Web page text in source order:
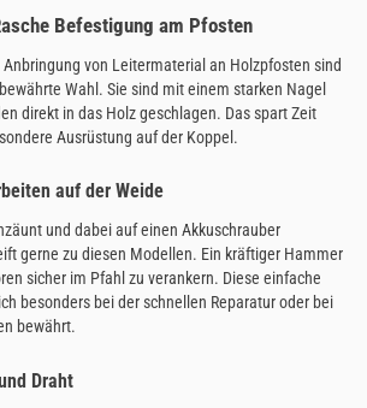
Befestigung am Pfosten
von Leitermaterial an Holzpfosten sind
Wahl. Sie sind mit einem starken Nagel
direkt in das Holz geschlagen. Das spart Zeit
Ausrüstung auf der Koppel.
auf der Weide
und dabei auf einen Akkuschrauber
gerne zu diesen Modellen. Ein kräftiger Hammer
sicher im Pfahl zu verankern. Diese einfache
besonders bei der schnellen Reparatur oder bei
bewährt.
Draht